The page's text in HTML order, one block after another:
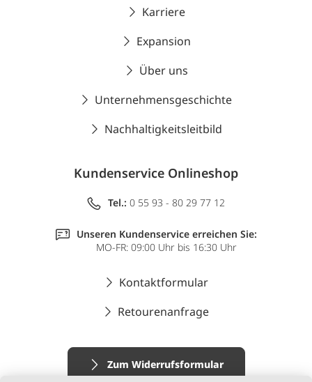
Karriere
Expansion
Über uns
Unternehmensgeschichte
Nachhaltigkeitsleitbild
Kundenservice Onlineshop
Tel.: 0 55 93 - 80 29 77 12
Unseren Kundenservice erreichen Sie:
MO-FR: 09:00 Uhr bis 16:30 Uhr
Kontaktformular
Retourenanfrage
Zum Widerrufsformular